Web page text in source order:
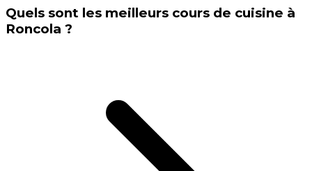
Quels sont les meilleurs cours de cuisine à
Roncola ?